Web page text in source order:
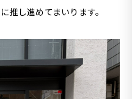
推し進めてまいります。